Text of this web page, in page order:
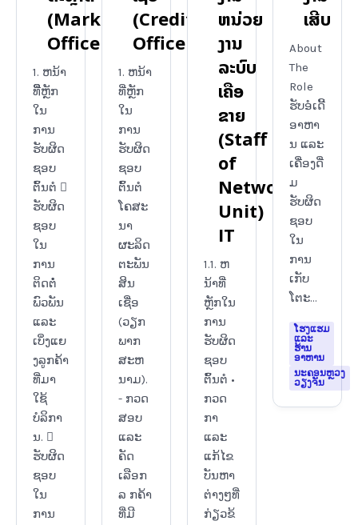
(Marketing
Officer)
1. ຫນ້າ
ທີື່ຫຼັກ
ໃນ
ການ
ຮັບຜິດ
ຊອບ
ຕົ້ນຕໍ 
ຮັບຜິດ
ຊອບ
ໃນ
ການ
ຕິດຕໍໍ່
ພົວພັນ
ແລະ
ເບິ່ງແຍ
ງລູກຄ້າ
ທີ່ມາ
ໃຊ້
ບໍລິກາ
ນ. 
ຮັບຜິດ
ຊອບ
ໃນ
ການ
(Credit
Officer)
1. ຫນ້າ
ທີ່ຫຼັກ
ໃນ
ການ
ຮັບຜິດ
ຊອບ
ຕົ້ນຕໍ
ໂຄສະ
ນາ
ຜະລິດ
ຕະພັນ
ສິນ
ເຊື່ອ
(ວຽກ
ພາກ
ສະຫ
ນາມ).
- ກວດ
ສອບ
ແລະ
ຄັດ
ເລືອກ
ລ ກຄ້າ
ທີ່ມີ
ຫນ່ວຍ
ງານ
ລະບົບ
ເຄືອ
ຂາຍ
(Staff
of
Network
Unit)
IT
1.1. ຫ
ນ້າທີ່
ຫຼັກໃນ
ການ
ຮັບຜິດ
ຊອບ
ຕົ້ນຕໍ •
ກວດ
ກາ
ແລະ
ແກ້ໄຂ
ບັນຫາ
ຕ່າງໆທີ່
ກ່ຽວຂ້
ເສີບ
About
The
Role
ຮັບອໍເດີ້
ອາຫາ
ນ ແລະ
ເຄື່ອງດື່
ມ
ຮັບຜິດ
ຊອບ
ໃນ
ການ
ເກັບ
ໂຕະ...
ໂຮງແຮມ
ແລະ
ຮ້ານ
ອາຫານ
ນະຄອນຫຼວງ
ວຽງຈັນ